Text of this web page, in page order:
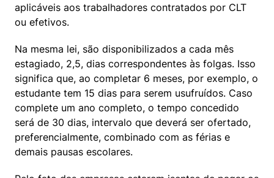
aplicáveis aos trabalhadores contratados por CLT
ou efetivos.
Na mesma lei, são disponibilizados a cada mês
estagiado, 2,5, dias correspondentes às folgas. Isso
significa que, ao completar 6 meses, por exemplo, o
estudante tem 15 dias para serem usufruídos. Caso
complete um ano completo, o tempo concedido
será de 30 dias, intervalo que deverá ser ofertado,
preferencialmente, combinado com as férias e
demais pausas escolares.